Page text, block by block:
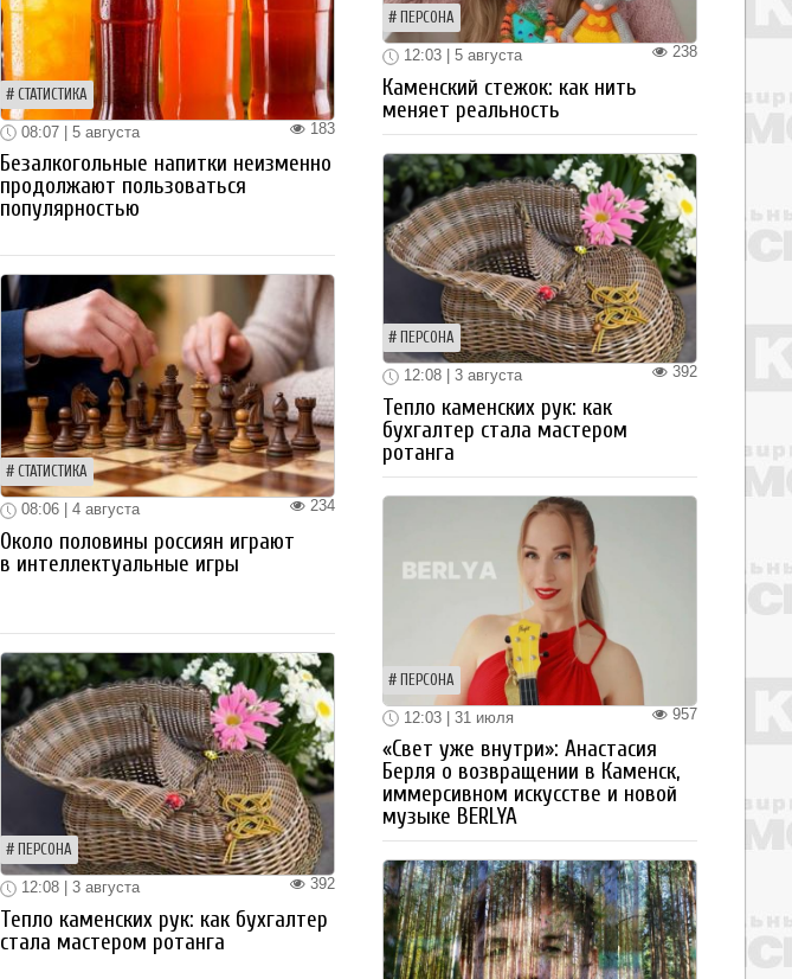
СТАТИСТИКА
183
08:07 | 5 августа
Безалкогольные напитки неизменно
продолжают пользоваться
популярностью
СТАТИСТИКА
234
08:06 | 4 августа
Около половины россиян играют
в интеллектуальные игры
ПЕРСОНА
392
12:08 | 3 августа
Тепло каменских рук: как бухгалтер
стала мастером ротанга
ПЕРСОНА
238
12:03 | 5 августа
Каменский стежок: как нить
меняет реальность
ПЕРСОНА
392
12:08 | 3 августа
Тепло каменских рук: как
бухгалтер стала мастером
ротанга
ПЕРСОНА
957
12:03 | 31 июля
«Свет уже внутри»: Анастасия
Берля о возвращении в Каменск,
иммерсивном искусстве и новой
музыке BERLYA